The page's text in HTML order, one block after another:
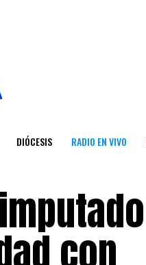
DIÓCESIS RADIO EN VIVO
con